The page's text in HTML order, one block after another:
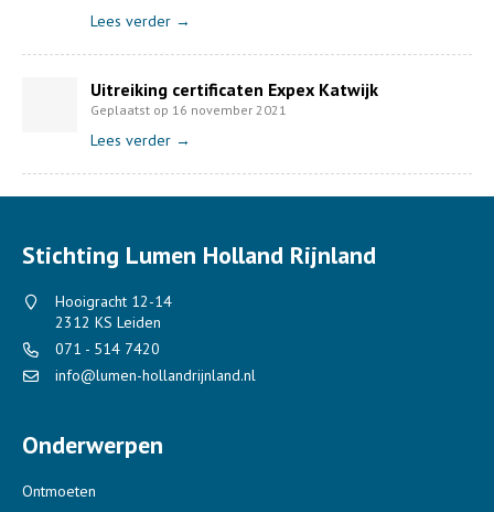
Lees verder →
Uitreiking certificaten Expex Katwijk
Geplaatst op 16 november 2021
Lees verder →
Stichting Lumen Holland Rijnland
Hooigracht 12-14
2312 KS Leiden
071 - 514 7420
info@lumen-hollandrijnland.nl
Onderwerpen
Ontmoeten